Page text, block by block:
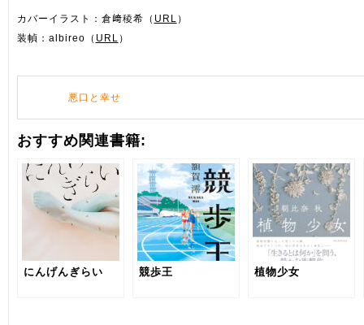
カバーイラスト：倉﨑稜希（ URL ）
装幀：albireo（ URL ）
悪口と幸せ
おすすめ関連書籍:
にんげんぎらい 競歩王 植物少女